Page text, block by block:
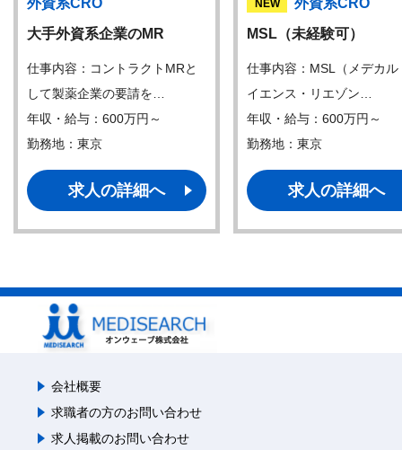
外資系CRO
大手外資系企業のMR
仕事内容：コントラクトMRと
して製薬企業の要請を…
年収・給与：600万円～
勤務地：東京
求人の詳細へ
NEW
外資系CRO
MSL（未経験可）
仕事内容：MSL（メデカル
イエンス・リエゾン…
年収・給与：600万円～
勤務地：東京
求人の詳細へ
会社概要
求職者の方のお問い合わせ
求人掲載のお問い合わせ